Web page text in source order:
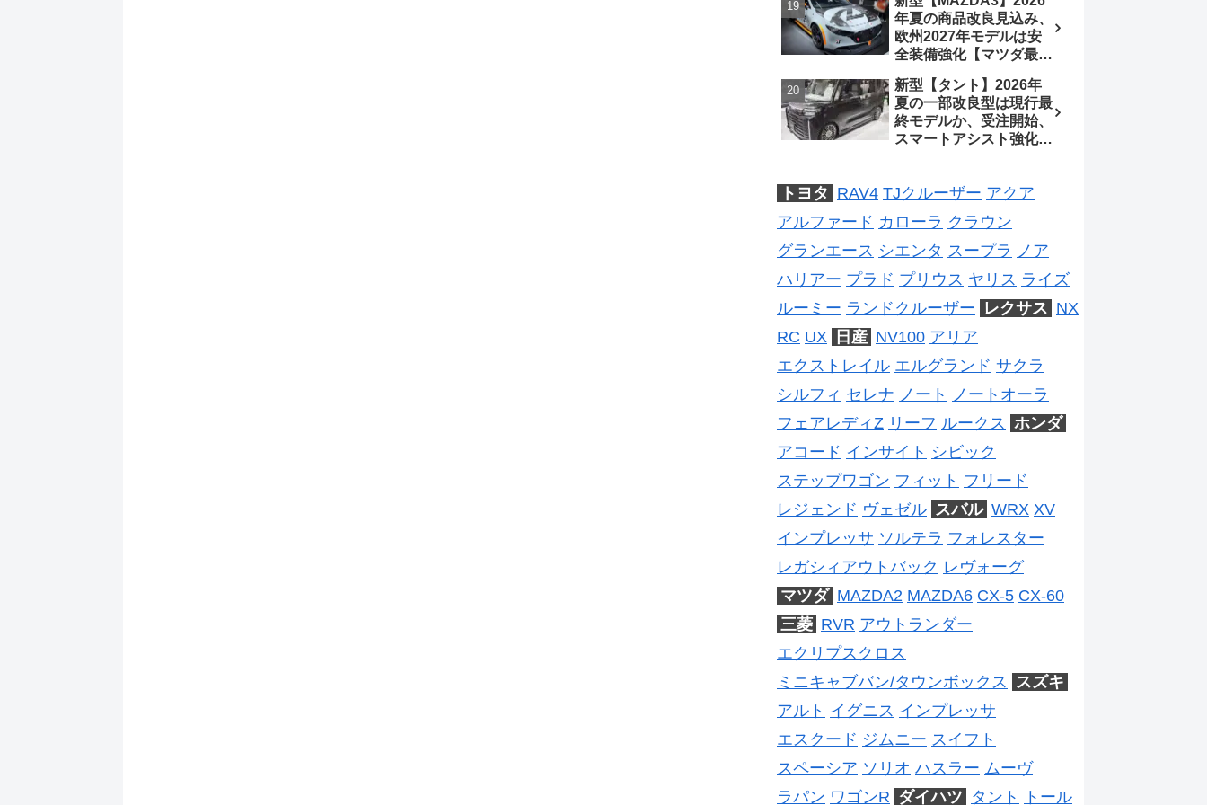
2026年5月6日マイナー
チェンジ、価格 NOAH
326万1500円、VOXY
375万1000円、特別仕様
車 WxBと煌の追加に期
待、S-Zに12.3インチメ
ーター
年夏の商品改良見込み、
欧州2027年モデルは安
全装備強化【マツダ最新
ジは2028年以降予想
新型【タント】2026年
夏の一部改良型は現行最
終モデルか、受注開始、
スマートアシスト強化と
【ダイハツ最新情報】
トヨタ RAV4 TJクルーザー アクア
アルファード カローラ クラウン
グランエース シエンタ スープラ
ノア
ハリアー プラド プリウス ヤリス ライズ
ルーミー ランドクルーザー レクサス NX
RC UX 日産 NV100 アリア
エクストレイル エルグランド サクラ
シルフィ セレナ ノート
ノートオーラ
フェアレディZ リーフ ルークス ホンダ
アコード インサイト シビック
ステップワゴン フィット フリード
レジェンド ヴェゼル スバル WRX XV
インプレッサ ソルテラ フォレスター
レガシィアウトバック レヴォーグ
マツダ MAZDA2 MAZDA6 CX-5 CX-60
三菱 RVR アウトランダー
エクリプスクロス
ミニキャブバン/タウンボックス
スズキ
アルト イグニス インプレッサ
エスクード ジムニー スイフト
スペーシア ソリオ ハスラー ムーヴ
ラパン ワゴンR ダイハツ タント トール